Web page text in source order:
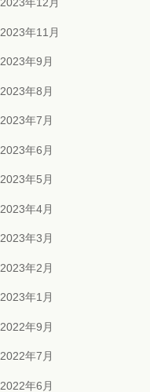
2023年12月
2023年11月
2023年9月
2023年8月
2023年7月
2023年6月
2023年5月
2023年4月
2023年3月
2023年2月
2023年1月
2022年9月
2022年7月
2022年6月